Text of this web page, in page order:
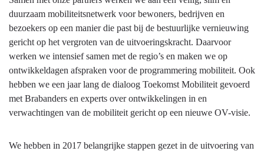
duurzaam mobiliteitsnetwerk voor bewoners, bedrijven en
bezoekers op een manier die past bij de bestuurlijke vernieuwing
gericht op het vergroten van de uitvoeringskracht. Daarvoor
werken we intensief samen met de regio’s en maken we op
ontwikkeldagen afspraken voor de programmering mobiliteit. Ook
hebben we een jaar lang de dialoog Toekomst Mobiliteit gevoerd
met Brabanders en experts over ontwikkelingen in en
verwachtingen van de mobiliteit gericht op een nieuwe OV-visie.
We hebben in 2017 belangrijke stappen gezet in de uitvoering van